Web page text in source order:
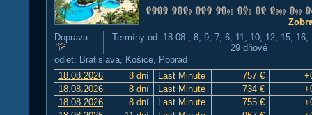
Doprava:
Termíny od: 18.08., 8, 9, 7, 6, 11, 10, 12, 15, 16,
29 dňové
odlet: Bratislava, Košice, Poprad
18.08.2026
8 dní Last Minute 757 €
18.08.2026
8 dní Last Minute 734 €
18.08.2026
8 dní Last Minute 755 €